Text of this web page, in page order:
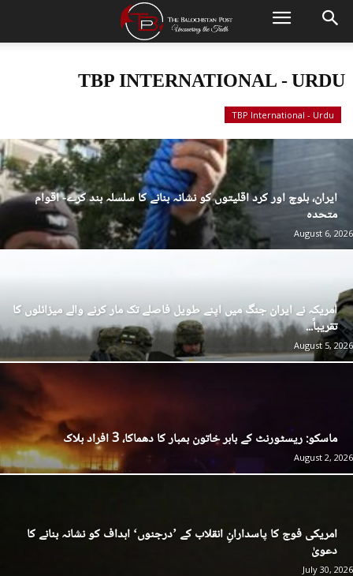
TBP INTERNATIONAL - URDU
TBP International - Urdu
ایران، بلوچ اور کرد اقلیتوں کو نشانہ بنانے کا سلسلہ بند کرے- اقوام
متحدہ
August 6, 2026
امریکہ نے ایران جنگ میں اپنے طویل فاصلے تک مار کرنے والے میزائلوں کا
تقریباً...
August 5, 2026
ماسکو: ریسٹورنٹ کے باہر خاتون بمبار کا دھماکا، 3 افراد ہلاک
August 2, 2026
امریکی فوج کا پاسدارانِ انقلاب کے ’درجنوں‘ اہداف کو نشانہ بنانے کا
دعویٰ
July 30, 2026